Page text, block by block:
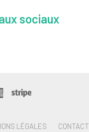
sociaux
LÉGALES CONTACT